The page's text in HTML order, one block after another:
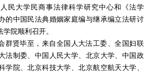
民大学民商事法律科学研究中心和《法学
的中国民法典婚姻家庭编与继承编立法研讨
院顺利召开。
群贤毕至，来自全国人大法工委、全国妇联
法制委、中国人民大学、北京大学、中国政
学院、北京科技大学、北京航空航天大学、